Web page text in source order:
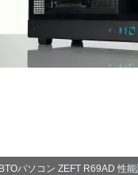
BTOパソコン ZEFT R69AD 性